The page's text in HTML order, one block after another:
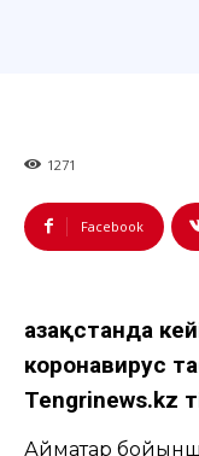
1271
Facebook
Қазақстанда
коронавирус
Tengrinews.kz
Аймақтар